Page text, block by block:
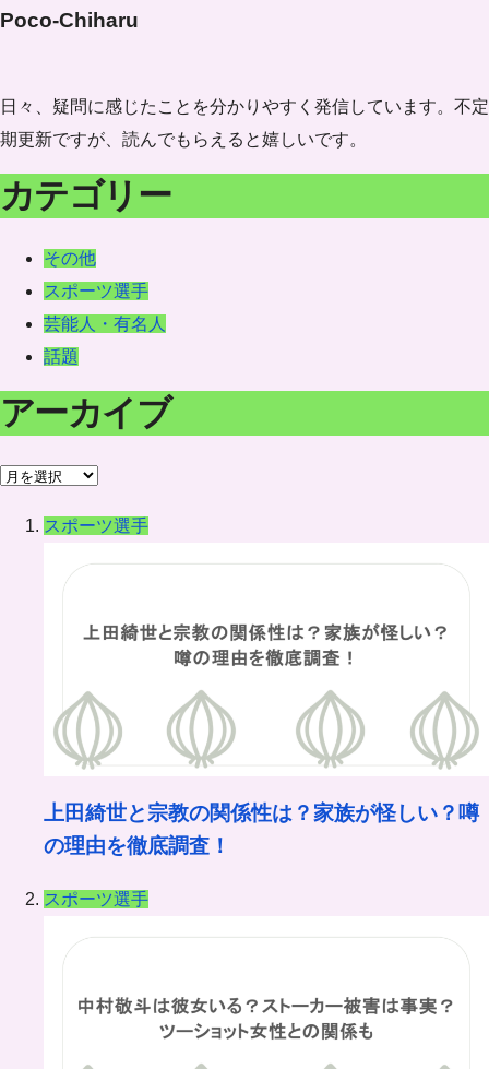
Poco-Chiharu
日々、疑問に感じたことを分かりやすく発信しています。不定
期更新ですが、読んでもらえると嬉しいです。
カテゴリー
その他
スポーツ選手
芸能人・有名人
話題
アーカイブ
ア
スポーツ選手
上田綺世と宗教の関係性は？家族が怪しい？噂
の理由を徹底調査！
スポーツ選手